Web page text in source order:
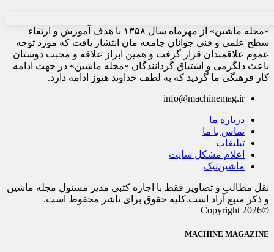
«مجله ماشین» از مهرماه سال ۱۳۵۸ با هدف آموزش و ارتقاء
سطح علمی و فنی جوانان جامعه مان انتشار یافت که مورد توجه
عموم علاقمندان قرار گرفت و همین ابراز علاقه و محبت دوستان
باعث دلگرمی و اشتیاق گردانندگان «مجله ماشین» در جهت ادامه
کار فرهنگی ما گردید که به لطف خداوند هنوز ادامه دارد.
info@machinemag.ir
درباره ما
تماس با ما
تبلیغات
اعلام مشکل سایت
ماشین‌تیک
نقل مطالب و تصاویر فقط با اجازه کتبی مدیر مسئول مجله ماشین
و ذکر منبع آزاد است.کلیه حقوق برای ناشر محفوظ است.
©Copyright 2026
MACHINE MAGAZINE